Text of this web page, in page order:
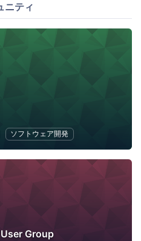
ニティ
ソフトウェア開発
Group